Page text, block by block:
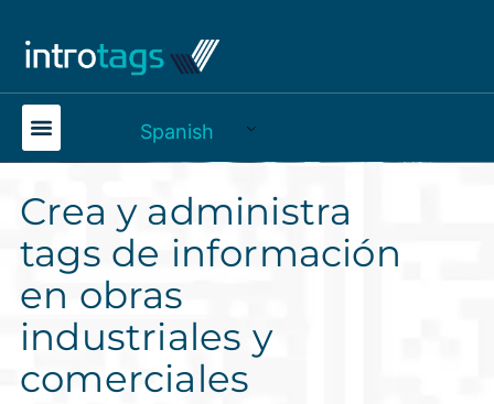
Spanish
Crea y administra
tags de información
en obras
industriales y
comerciales